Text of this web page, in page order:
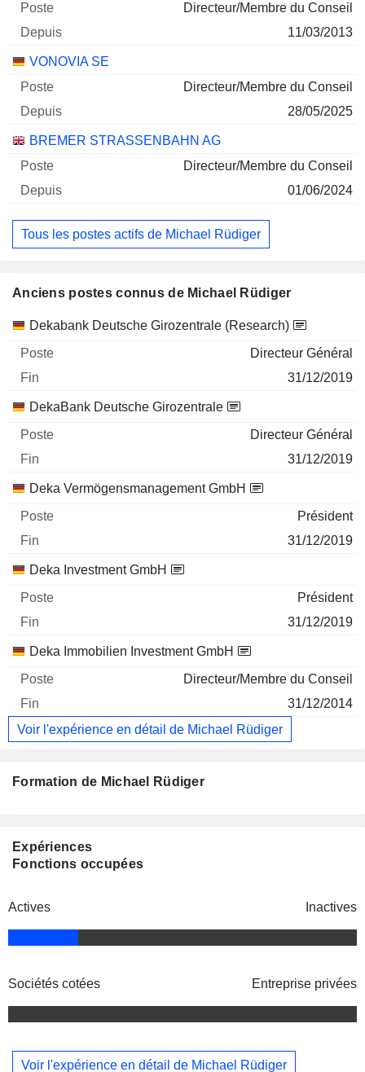
Directeur/Membre du Conseil
11/03/2013
VONOVIA SE
Directeur/Membre du Conseil
28/05/2025
BREMER STRASSENBAHN AG
Directeur/Membre du Conseil
01/06/2024
Tous les postes actifs de Michael Rüdiger
Anciens postes connus de Michael Rüdiger
Sociétés Poste Fin
Dekabank Deutsche Girozentrale (Research)
Directeur Général
31/12/2019
DekaBank Deutsche Girozentrale
Directeur Général
31/12/2019
Deka Vermögensmanagement GmbH
Président
31/12/2019
Deka Investment GmbH
Président
31/12/2019
Deka Immobilien Investment GmbH
Directeur/Membre du Conseil
31/12/2014
Voir l'expérience en détail de Michael Rüdiger
Formation de Michael Rüdiger
Expériences
Fonctions occupées
Actives Inactives
Sociétés cotées Entreprise privées
Voir l'expérience en détail de Michael Rüdiger